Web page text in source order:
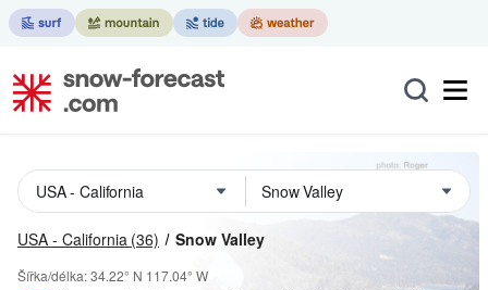
USA - California (36) Snow Valley
Šířka/délka:34.22° N 117.04° W